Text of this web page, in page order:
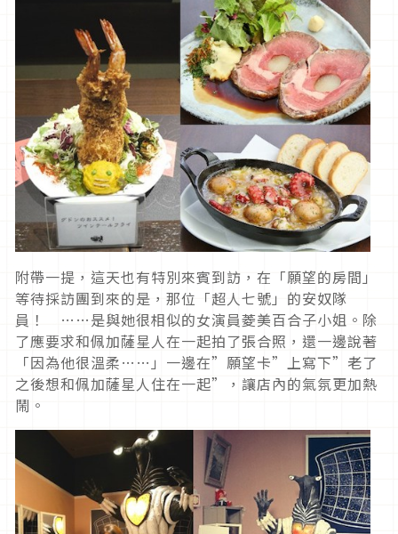
附帶一提，這天也有特別來賓到訪，在「願望的房間」
等待採訪團到來的是，那位「超人七號」的安奴隊
員！ ……是與她很相似的女演員菱美百合子小姐。除
了應要求和佩加薩星人在一起拍了張合照，還一邊說著
「因為他很溫柔……」一邊在”願望卡”上寫下”老了
之後想和佩加薩星人住在一起”，讓店內的氣氛更加熱
鬧。